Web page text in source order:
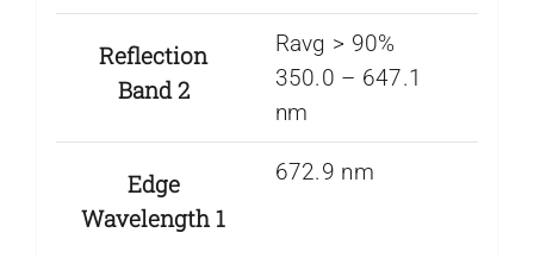
Reflection
Band 2
Ravg > 90%
350.0 – 647.1
nm
Edge
Wavelength 1
672.9 nm